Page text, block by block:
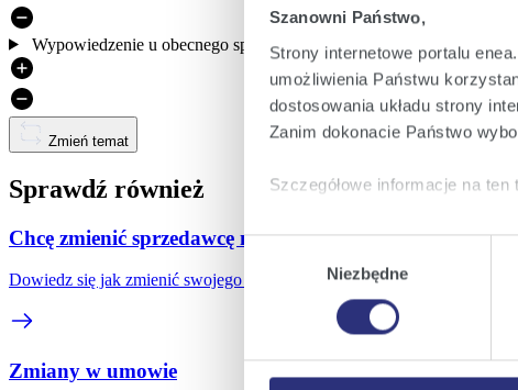
Szanowni Państwo,
Strony internetowe portalu
umożliwienia Państwu
dostosowania układu strony
Zanim dokonacie Państwo
Szczegółowe informacje na
KlikającAkceptuję
których korzystamy, na
Zmień ustawienia
,
urządzeniu.
Wybór
Niezbędne
Wypowiedzenie u obecnego sprzedawcy zostało złożone
Zmień temat
Sprawdź również
Chcę zmienić sprzedawcę na Eneę
Dowiedz się jak zmienić swojego dotychczasowego sprzedawcę na Eneę.
Zmiany w umowie